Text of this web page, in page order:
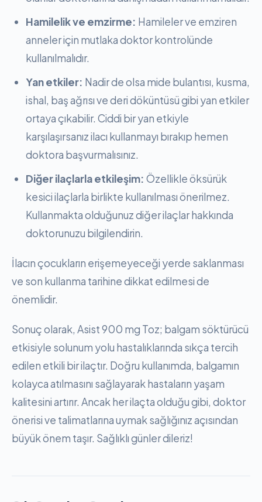
Hamilelik ve emzirme: Hamileler ve emziren
anneler için mutlaka doktor kontrolünde
kullanılmalıdır.
Yan etkiler: Nadir de olsa mide bulantısı, kusma,
ishal, baş ağrısı ve deri döküntüsü gibi yan etkiler
ortaya çıkabilir. Ciddi bir yan etkiyle
karşılaşırsanız ilacı kullanmayı bırakıp hemen
doktora başvurmalısınız.
Diğer ilaçlarla etkileşim: Özellikle öksürük
kesici ilaçlarla birlikte kullanılması önerilmez.
Kullanmakta olduğunuz diğer ilaçlar hakkında
doktorunuzu bilgilendirin.
İlacın çocukların erişemeyeceği yerde saklanması
ve son kullanma tarihine dikkat edilmesi de
önemlidir.
Sonuç olarak, Asist 900 mg Toz; balgam söktürücü
etkisiyle solunum yolu hastalıklarında sıkça tercih
edilen etkili bir ilaçtır. Doğru kullanımda, balgamın
kolayca atılmasını sağlayarak hastaların yaşam
kalitesini artırır. Ancak her ilaçta olduğu gibi, doktor
önerisi ve talimatlarına uymak sağlığınız açısından
büyük önem taşır. Sağlıklı günler dileriz!